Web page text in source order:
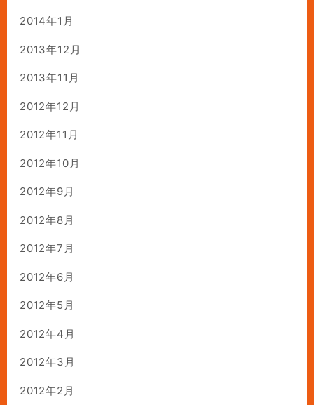
2014年1月
2013年12月
2013年11月
2012年12月
2012年11月
2012年10月
2012年9月
2012年8月
2012年7月
2012年6月
2012年5月
2012年4月
2012年3月
2012年2月